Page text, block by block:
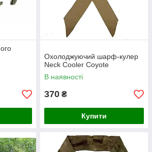
Охолоджуючий шарф-кулер
Neck Cooler Coyote
В наявності
370 ₴
Купити